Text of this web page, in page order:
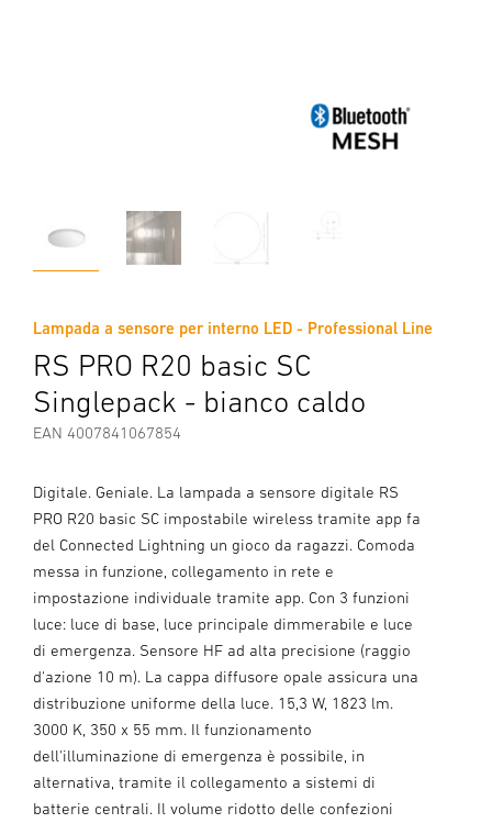
Lampada a sensore per interno LED - Professional Line
RS PRO R20 basic SC
Singlepack - bianco caldo
EAN 4007841067854
Digitale. Geniale. La lampada a sensore digitale RS
PRO R20 basic SC impostabile wireless tramite app fa
del Connected Lightning un gioco da ragazzi. Comoda
messa in funzione, collegamento in rete e
impostazione individuale tramite app. Con 3 funzioni
luce: luce di base, luce principale dimmerabile e luce
di emergenza. Sensore HF ad alta precisione (raggio
d'azione 10 m). La cappa diffusore opale assicura una
distribuzione uniforme della luce. 15,3 W, 1823 lm.
3000 K, 350 x 55 mm. Il funzionamento
dell'illuminazione di emergenza è possibile, in
alternativa, tramite il collegamento a sistemi di
batterie centrali. Il volume ridotto delle confezioni